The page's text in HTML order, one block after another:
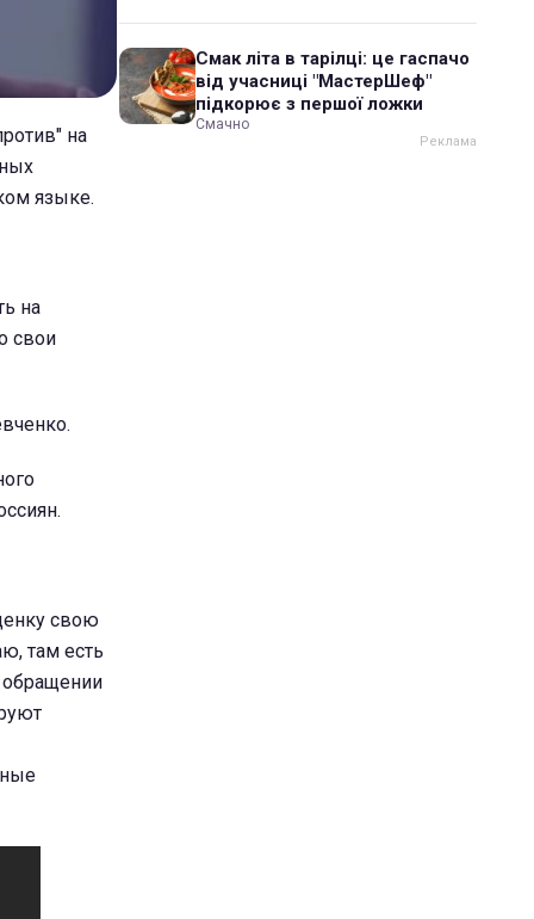
на
языке.
на
свои
свою
там есть
Смак літа в тарілці: це гаспачо
від учасниці "МастерШеф"
підкорює з першої ложки
Смачно